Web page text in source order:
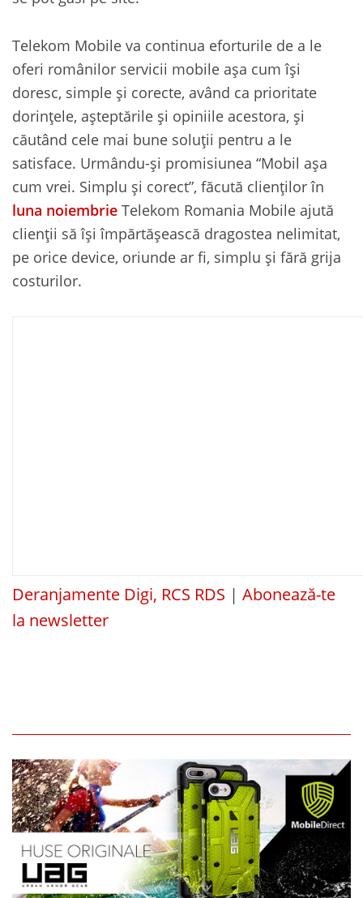
Telekom Mobile va continua eforturile de a le
oferi românilor servicii mobile așa cum își
doresc, simple și corecte, având ca prioritate
dorințele, așteptările și opiniile acestora, și
căutând cele mai bune soluții pentru a le
satisface. Urmându-și promisiunea “Mobil așa
cum vrei. Simplu și corect”, făcută clienților în
luna noiembrie Telekom Romania Mobile ajută
clienții să își împărtășească dragostea nelimitat,
pe orice device, oriunde ar fi, simplu și fără grija
costurilor.
Deranjamente Digi, RCS RDS | Abonează-te
la newsletter